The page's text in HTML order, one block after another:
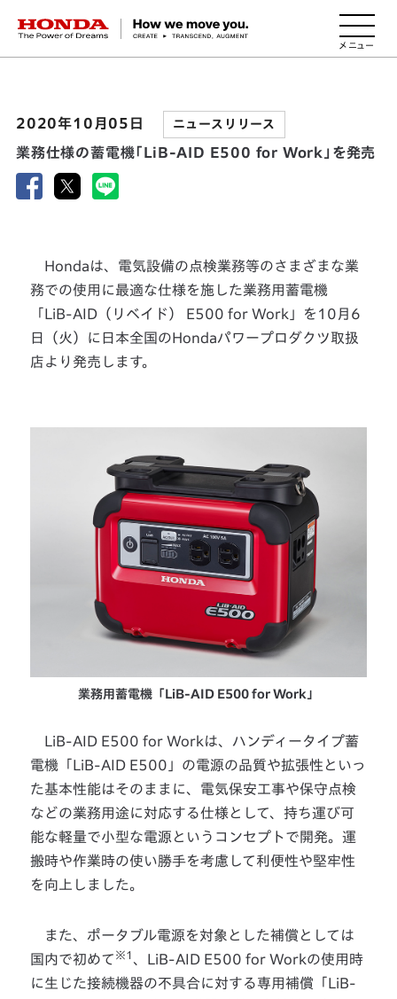
HONDA The Power of Dreams
2020年10月05日 ニュースリリース
業務仕様の蓄電機「LiB-AID E500 for Work」を発売
Hondaは、電気設備の点検業務等のさまざまな業
務での使用に最適な仕様を施した業務用蓄電機
「LiB-AID（リベイド） E500 for Work」を10月6
日（火）に日本全国のHondaパワープロダクツ取扱
店より発売します。
業務用蓄電機「LiB-AID E500 for Work」
LiB-AID E500 for Workは、ハンディータイプ蓄
電機「LiB-AID E500」の電源の品質や拡張性といっ
た基本性能はそのままに、電気保安工事や保守点検
などの業務用途に対応する仕様として、持ち運び可
能な軽量で小型な電源というコンセプトで開発。運
搬時や作業時の使い勝手を考慮して利便性や堅牢性
を向上しました。
また、ポータブル電源を対象とした補償としては
国内で初めて ※1 、LiB-AID E500 for Workの使用時
に生じた接続機器の不具合に対する専用補償「LiB-